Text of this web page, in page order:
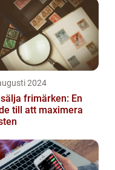
2024
frimärken: En
till att maximera